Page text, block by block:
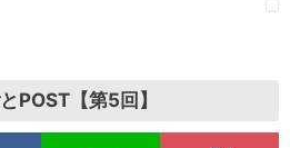
POST【第5回】